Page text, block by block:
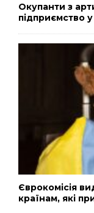
Окупанти з
підприємство
Єврокомісія
країнам, які